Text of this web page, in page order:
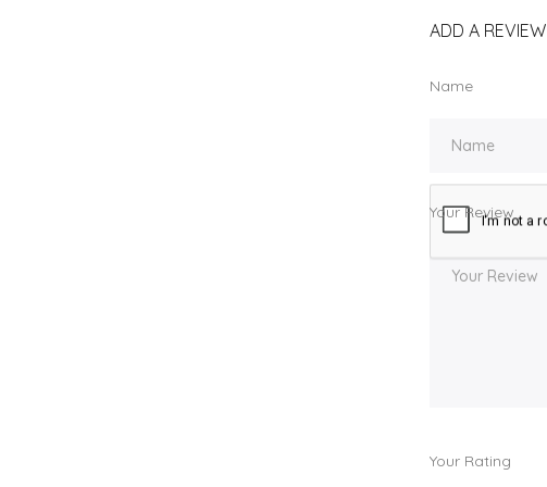
ADD A REVIEW
Name
Your Review
Your Rating